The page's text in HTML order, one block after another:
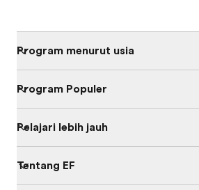
Program menurut usia
Program Populer
Pelajari lebih jauh
Tentang EF